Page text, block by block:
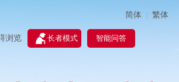
简体 | 繁体
浏览 长者模式 智能问答